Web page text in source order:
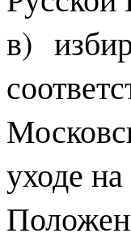
в)
уходе